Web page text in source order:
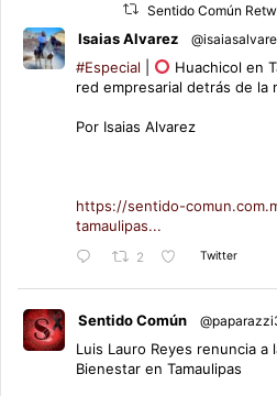
Sentido Común
Isaias Alvarez
#Especial
Huachicol en
red empresarial detrás de la
Por Isaias Alvarez
https://sentido-
tamaulipas...
2 Twitter
Sentido Común
Luis Lauro Reyes renuncia a
Bienestar en Tamaulipas